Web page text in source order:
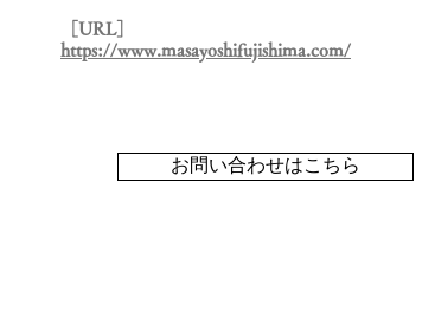
［URL］
https://www.masayoshifujishima.com/
お問い合わせはこちら